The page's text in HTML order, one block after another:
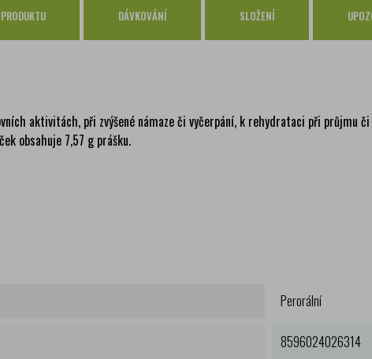
PPL
GLS
DÁVKOVÁNÍ SLOŽENÍ
aktivitách, při zvýšené námaze či vyčerpání, k rehydrataci při
obsahuje 7,57 g prášku.
Perorální
8596024026314